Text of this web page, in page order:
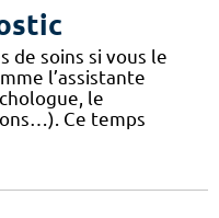
de soins si vous le
l’assistante
le
Ce temps